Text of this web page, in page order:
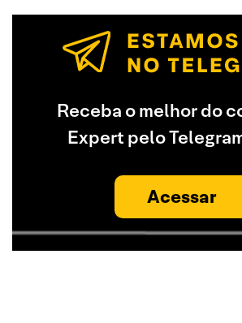
Receba o melhor do
Expert pelo
Acessar